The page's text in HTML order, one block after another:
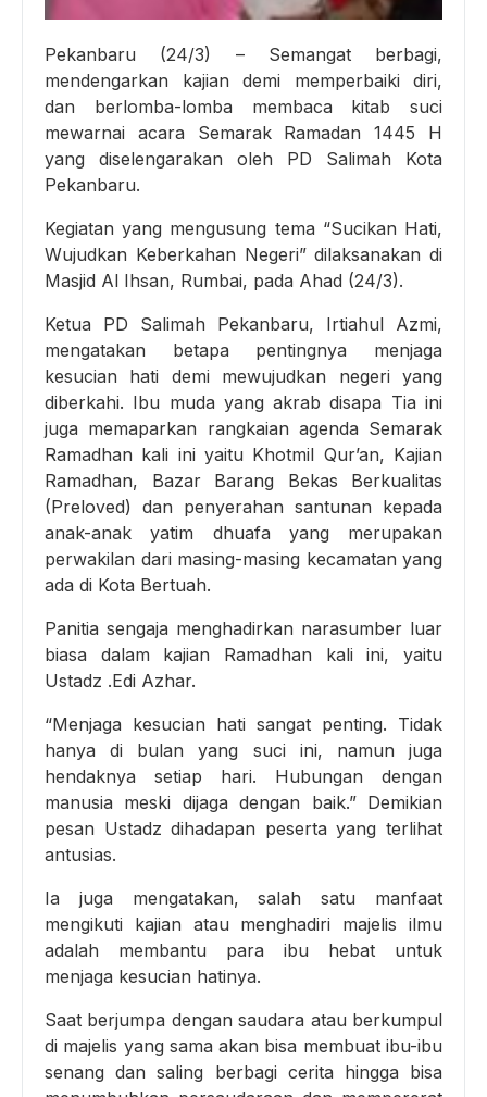
Pekanbaru (24/3) – Semangat berbagi,
mendengarkan kajian demi memperbaiki diri,
dan berlomba-lomba membaca kitab suci
mewarnai acara Semarak Ramadan 1445 H
yang diselengarakan oleh PD Salimah Kota
Pekanbaru.
Kegiatan yang mengusung tema “Sucikan Hati,
Wujudkan Keberkahan Negeri” dilaksanakan di
Masjid Al Ihsan, Rumbai, pada Ahad (24/3).
Ketua PD Salimah Pekanbaru, Irtiahul Azmi,
mengatakan betapa pentingnya menjaga
kesucian hati demi mewujudkan negeri yang
diberkahi. Ibu muda yang akrab disapa Tia ini
juga memaparkan rangkaian agenda Semarak
Ramadhan kali ini yaitu Khotmil Qur’an, Kajian
Ramadhan, Bazar Barang Bekas Berkualitas
(Preloved) dan penyerahan santunan kepada
anak-anak yatim dhuafa yang merupakan
perwakilan dari masing-masing kecamatan yang
ada di Kota Bertuah.
Panitia sengaja menghadirkan narasumber luar
biasa dalam kajian Ramadhan kali ini, yaitu
Ustadz .Edi Azhar.
“Menjaga kesucian hati sangat penting. Tidak
hanya di bulan yang suci ini, namun juga
hendaknya setiap hari. Hubungan dengan
manusia meski dijaga dengan baik.” Demikian
pesan Ustadz dihadapan peserta yang terlihat
antusias.
Ia juga mengatakan, salah satu manfaat
mengikuti kajian atau menghadiri majelis ilmu
adalah membantu para ibu hebat untuk
menjaga kesucian hatinya.
Saat berjumpa dengan saudara atau berkumpul
di majelis yang sama akan bisa membuat ibu-ibu
senang dan saling berbagi cerita hingga bisa